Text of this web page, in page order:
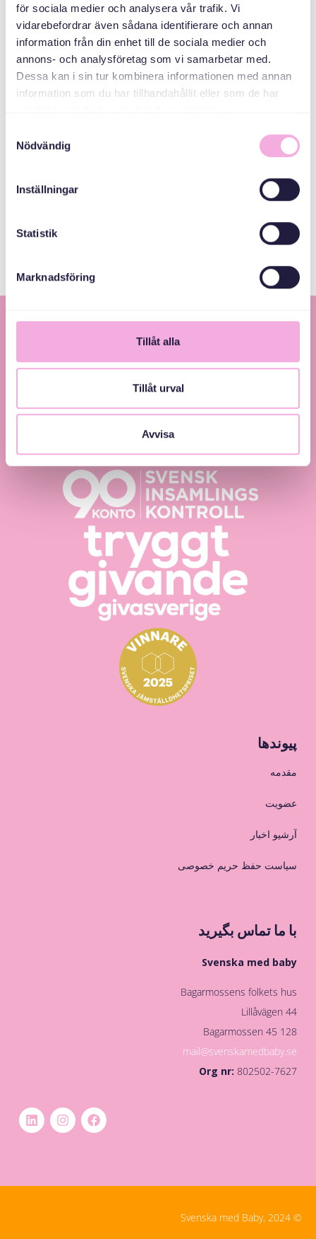
för sociala medier och analysera vår trafik. Vi
vidarebefordrar även sådana identifierare och annan
information från din enhet till de sociala medier och
annons- och analysföretag som vi samarbetar med.
Dessa kan i sin tur kombinera informationen med annan
information som du har tillhandahållit eller som de har
Nödvändig
Inställningar
Statistik
Marknadsföring
Tillåt alla
Tillåt urval
Avvisa
سازمان دهنده
och inkludering.
پیوندها
مقدمه
عضویت
آرشیو اخبار
سیاست حفظ حریم خصوصی
با ما تماس بگیرید
Svenska med baby
Bagarmossens folkets hus
Lillåvägen 44
128 45 Bagarmossen
mail@svenskamedbaby.se
Org nr:802502-7627
© Svenska med Baby, 2024